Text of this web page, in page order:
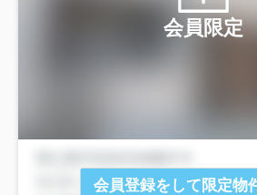
会員限定
会員登録をして限定物